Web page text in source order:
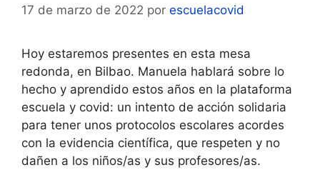
17 de marzo de 2022 por escuelacovid
Hoy estaremos presentes en esta mesa
redonda, en Bilbao. Manuela hablará sobre lo
hecho y aprendido estos años en la plataforma
escuela y covid: un intento de acción solidaria
para tener unos protocolos escolares acordes
con la evidencia científica, que respeten y no
dañen a los niños/as y sus profesores/as.